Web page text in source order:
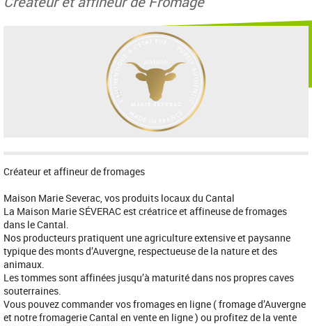
Créateur et affineur de fromages
Maison Marie Severac, vos produits locaux du Cantal
La Maison Marie SÉVERAC est créatrice et affineuse de fromages
dans le Cantal.
Nos producteurs pratiquent une agriculture extensive et paysanne
typique des monts d’Auvergne, respectueuse de la nature et des
animaux.
Les tommes sont affinées jusqu’à maturité dans nos propres caves
souterraines.
Vous pouvez commander vos fromages en ligne ( fromage d’Auvergne
et notre fromagerie Cantal en vente en ligne ) ou profitez de la vente